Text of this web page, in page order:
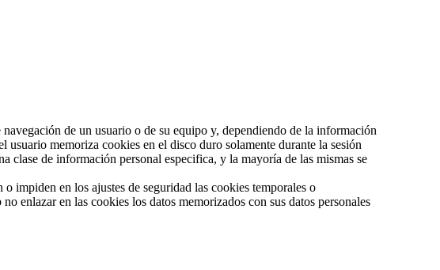
de un usuario o de su equipo y, dependiendo de la información
memoriza cookies en el disco duro solamente durante la sesión
de información personal especifica, y la mayoría de las mismas se
impiden en los ajustes de seguridad las cookies temporales o
enlazar en las cookies los datos memorizados con sus datos personales